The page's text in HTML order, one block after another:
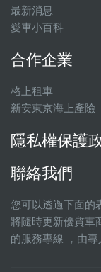
最新消息
愛車小百科
合作企業
格上租車
新安東京海上產險
隱私權保護
聯絡我們
您可以透過下面的
將隨時更新優質車
的服務專線 ，由專